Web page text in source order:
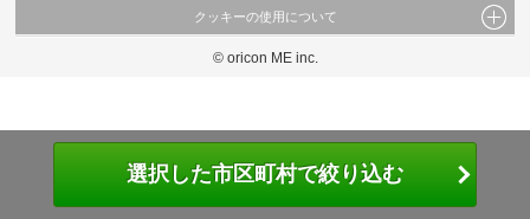
選択した市区町村で絞り込む
これらの情報を権利者の許可なく無断転載・複製などの二次利用を行うことは固く禁じて
当サイトに掲載している内容はすべてサービスの利用者が提出された見解・感想です。
弊社の見解・ 意見ではないことをご理解いただいた上でご覧ください。
クッキーの使用について
このサイトでは Cookie を使用して、ユーザーに合わせたコンテンツや広告の表示、ソー
各パートナーは、この情報とユーザーが各パートナーに提供した他の情報や、ユーザーが
各パートナーのサービスを使用したときに収集した他の情報を組み合わせて使用すること
© oricon ME inc.